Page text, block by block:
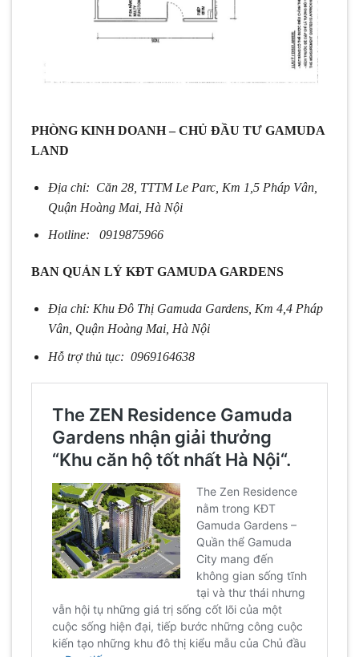
PHÒNG KINH DOANH – CHỦ ĐẦU TƯ GAMUDA
LAND
Địa chỉ: Căn 28, TTTM Le Parc, Km 1,5 Pháp Vân,
Quận Hoàng Mai, Hà Nội
Hotline: 0919875966
BAN QUẢN LÝ KĐT GAMUDA GARDENS
Địa chỉ: Khu Đô Thị Gamuda Gardens, Km 4,4 Pháp
Vân, Quận Hoàng Mai, Hà Nội
Hỗ trợ thủ tục: 0969164638